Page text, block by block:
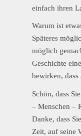
einfach ihren
Warum ist
Späteres
möglich
Geschichte
bewirken,
Schön, dass
– Menschen –
Danke, dass
Zeit, auf seine